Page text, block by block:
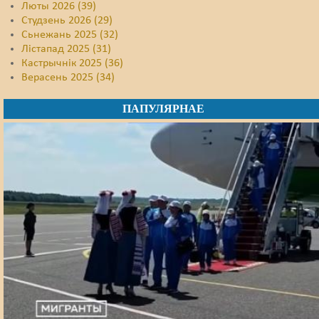
Люты 2026 (39)
Студзень 2026 (29)
Сьнежань 2025 (32)
Лістапад 2025 (31)
Кастрычнік 2025 (36)
Верасень 2025 (34)
ПАПУЛЯРНАЕ